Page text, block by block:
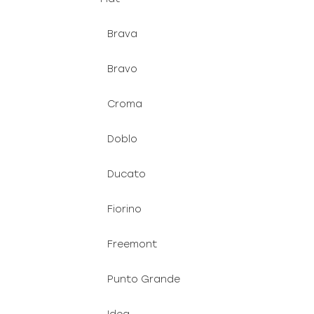
Brava
Bravo
Croma
Doblo
Ducato
Fiorino
Freemont
Punto Grande